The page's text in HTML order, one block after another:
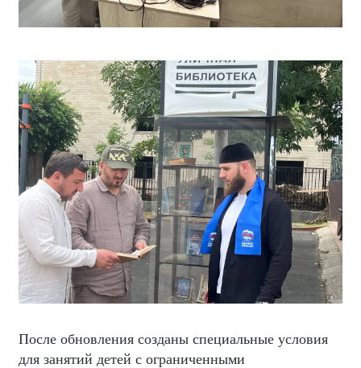
После обновления созданы специальные условия
для занятий детей с ограниченными